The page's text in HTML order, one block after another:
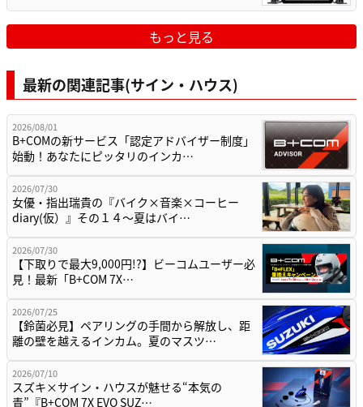
もっと見る
最新の関連記事(サイン・ハウス)
2026/08/01
B+COMの新サービス「認定アドバイザー制度」
始動！あなたにピッタリのインカ…
2026/07/30
女優・指出瑞貴の『バイク×音楽×コーヒー
diary(仮）』その１４〜夏はバイ…
2026/07/30
【下取りで最大9,000円!?】ビーコムユーザー必
見！最新「B+COM 7X…
2026/07/25
【鈴菌必見】ペアリングの手間から解放し、距
離の壁を越えるインカム。夏のマスツ…
2026/07/10
スズキ×サイン・ハウスが魅せる“本気の
青”『B+COM 7X EVO SUZ…